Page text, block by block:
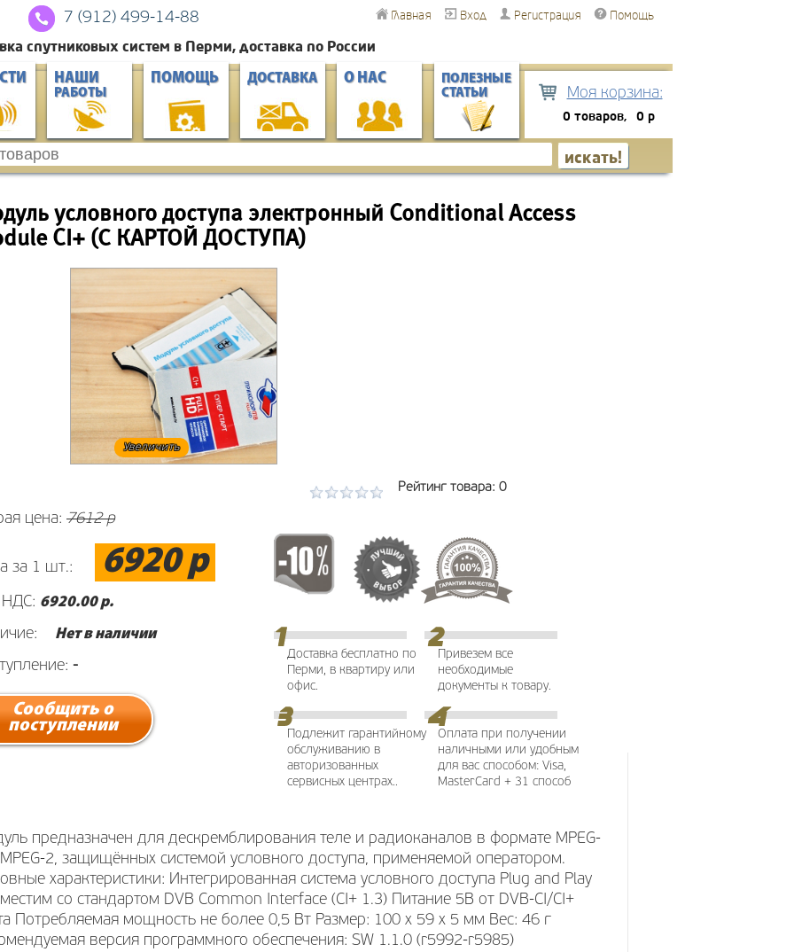
Главная Вход Регистрация Помощь
7 (912) 499-14-88
Моя корзина:
0 товаров, 0 р
спутниковых систем в Перми, доставка по России
НАШИ
РАБОТЫ
ПОМОЩЬ ДОСТАВКА О НАС
ПОЛЕЗНЫЕ
СТАТЬИ
условного доступа электронный Conditional Access
CI+ (С КАРТОЙ ДОСТУПА)
Увеличить
цена: 7612 р
за 1 шт.: 6920 р
НДС: 6920.00 р.
Нет в наличии
Рейтинг товара: 0
Доставка бесплатно по
Перми, в квартиру или
офис.
Привезем все
необходимые
документы к товару.
Подлежит гарантийному
обслуживанию в
авторизованных
сервисных центрах..
Оплата при получении
наличными или удобным
для вас способом: Visa,
MasterCard + 31 способ
-
Сообщить о
поступлении
предназначен для дескремблирования теле и радиоканалов в формате MPEG-
2, защищённых системой условного доступа, применяемой оператором.
характеристики: Интегрированная система условного доступа Plug and Play
со стандартом DVB Common Interface (CI+ 1.3) Питание 5В от DVB-CI/CI+
Потребляемая мощность не более 0,5 Вт Размер: 100 х 59 х 5 мм Вес: 46 г
версия программного обеспечения: SW 1.1.0 (r5992-r5985)